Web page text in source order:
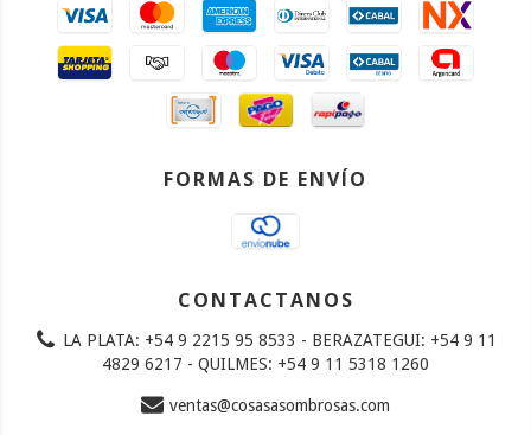
FORMAS DE ENVÍO
CONTACTANOS
LA PLATA: +54 9 2215 95 8533 - BERAZATEGUI: +54 9 11
4829 6217 - QUILMES: +54 9 11 5318 1260
ventas@cosasasombrosas.com